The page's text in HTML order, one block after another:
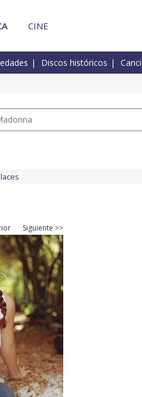
CINE
Discos históricos
Siguiente >>